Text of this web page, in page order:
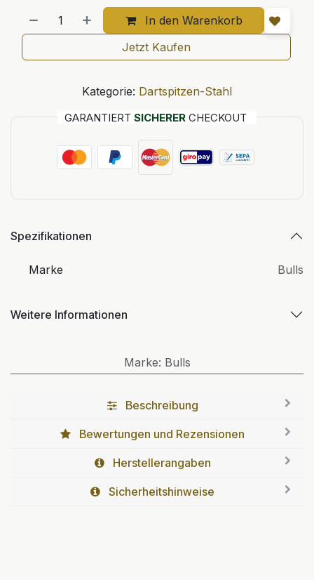
In den Warenkorb
Jetzt Kaufen
Kategorie: Dartspitzen-Stahl
GARANTIERT SICHERER CHECKOUT
Spezifikationen
Marke Bulls
Weitere Informationen
Marke: Bulls
Beschreibung
Bewertungen und Rezensionen
Herstellerangaben
Sicherheitshinweise